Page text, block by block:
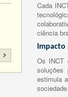
Cada
ciência
Impacto
Os INCT
soluções
estimula
sociedade.